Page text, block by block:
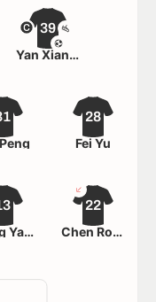
Wang Yaopeng
22
Chen Rong
28
Fei Yu
39
Yan Xiangchuang